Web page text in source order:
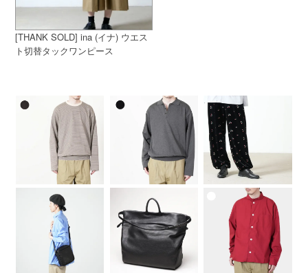
[THANK SOLD] ina (イナ) ウエス
ト切替タックワンピース